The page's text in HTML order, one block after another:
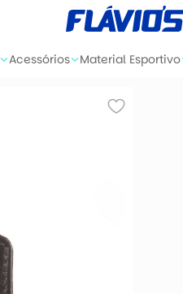
Acessórios Material Esportivo